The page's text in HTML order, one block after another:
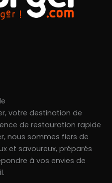
votre destination de
de restauration rapide
nous sommes fiers de
et savoureux, préparés
à vos envies de